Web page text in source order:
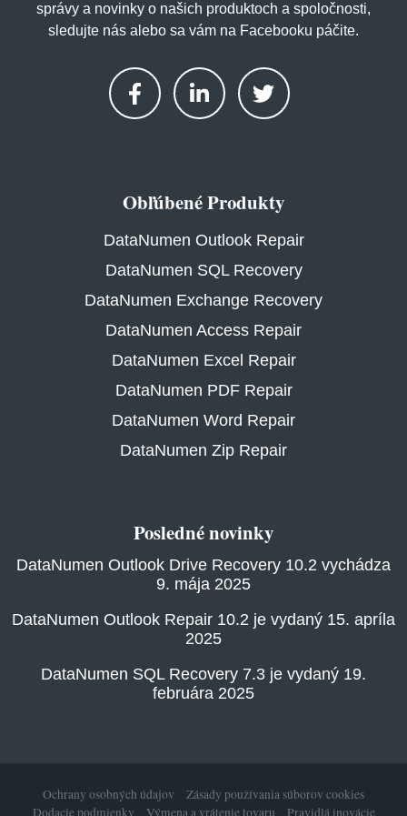
správy a novinky o našich produktoch a spoločnosti,
sledujte nás alebo sa vám na Facebooku páčite.
Obľúbené Produkty
DataNumen Outlook Repair
DataNumen SQL Recovery
DataNumen Exchange Recovery
DataNumen Access Repair
DataNumen Excel Repair
DataNumen PDF Repair
DataNumen Word Repair
DataNumen Zip Repair
Posledné novinky
DataNumen Outlook Drive Recovery 10.2 vychádza
9. mája 2025
DataNumen Outlook Repair 10.2 je vydaný 15. apríla
2025
DataNumen SQL Recovery 7.3 je vydaný 19.
februára 2025
Ochrany osobných údajov
Zásady používania súborov cookies
Dodacie podmienky
Výmena a vrátenie tovaru Pravidlá inovácie